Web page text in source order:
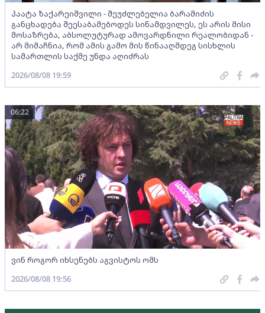
პაატა ზაქარეიშვილი - შეუძლებელია ბარამიძის
განცხადება შეესაბამებოდეს სინამდვილეს, ეს არის მისი
მოსაზრება, აბსოლუტურად ამოვარდნილი რეალობიდან -
არ მიმაჩნია, რომ ამის გამო მის წინააღმდეგ სისხლის
სამართლის საქმე უნდა აღიძრას
2026/08/08 19:59
ვინ როგორ იხსენებს აგვისტოს ომს
06:22
2026/08/08 19:56